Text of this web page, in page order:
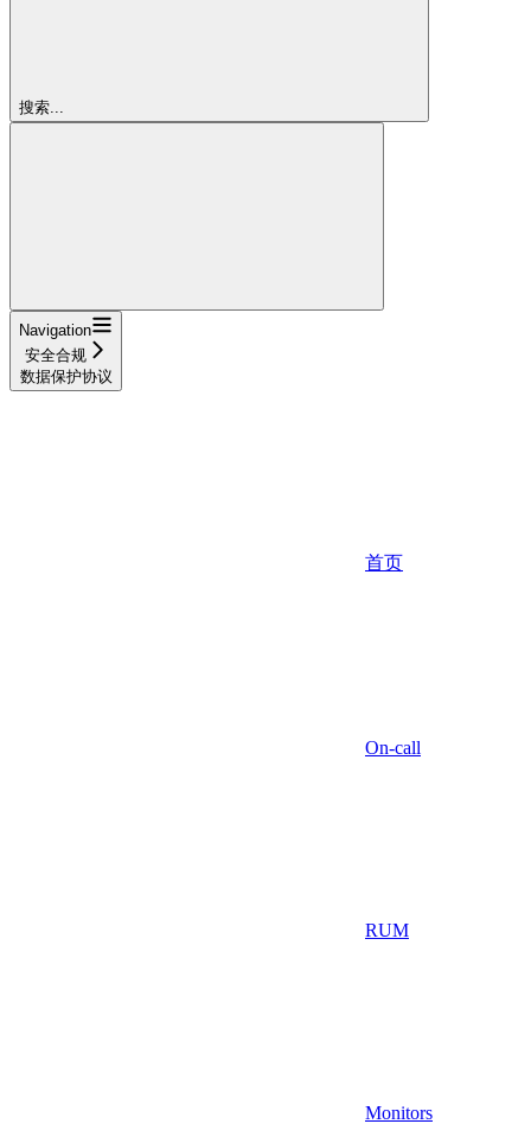
搜索...
Navigation
安全合规
数据保护协议
首页
On-call
RUM
Monitors